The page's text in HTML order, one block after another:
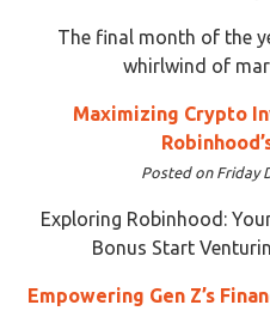
The final month of the
whirlwind of
Maximizing Crypto
Posted on Friday
Exploring Robinhood:
Bonus Start
Empowering Gen Z’s